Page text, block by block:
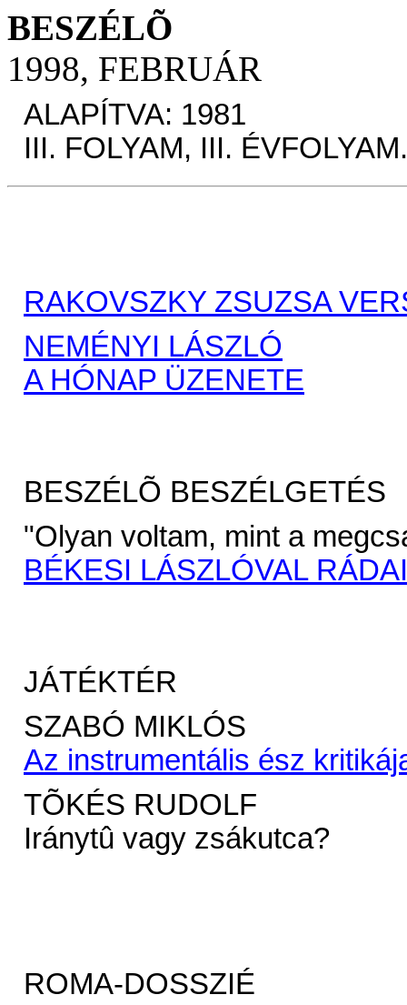
BESZÉLÕ
1998, FEBRUÁR
ALAPÍTVA: 1981
III. FOLYAM, III.
RAKOVSZKY ZSUZSA
NEMÉNYI LÁSZLÓ
A HÓNAP ÜZENETE
BESZÉLÕ BESZÉLGETÉS
"Olyan voltam, mint a
BÉKESI LÁSZLÓVAL
JÁTÉKTÉR
SZABÓ MIKLÓS
Az instrumentális ész
TÕKÉS RUDOLF
Iránytû vagy zsákutca?
ROMA-DOSSZIÉ